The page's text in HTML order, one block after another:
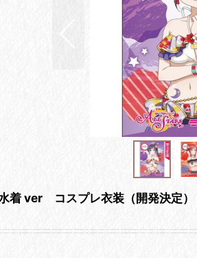
ver コスプレ衣装（開発決定）